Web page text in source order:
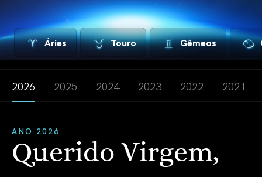
Áries Touro Gêmeos
2026 2025 2024 2023 2022 2021
ANO 2026
Querido Virgem,